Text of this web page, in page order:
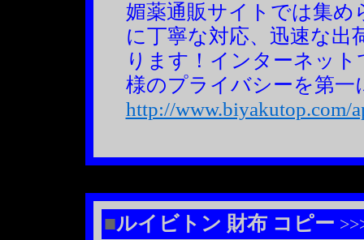
媚薬通販サイトでは集め
に丁寧な対応、迅速な出
ります！インターネッ
様のプライバシーを第
http://www.biyakutop.com/
■ルイビトン 財布 コピー